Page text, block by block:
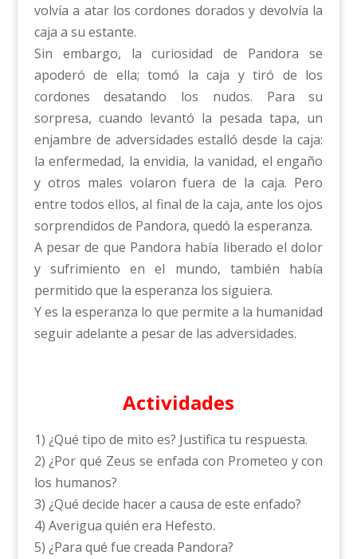
volvía a atar los cordones dorados y devolvía la
caja a su estante.
Sin embargo, la curiosidad de Pandora se
apoderó de ella; tomó la caja y tiró de los
cordones desatando los nudos. Para su
sorpresa, cuando levantó la pesada tapa, un
enjambre de adversidades estalló desde la caja:
la enfermedad, la envidia, la vanidad, el engaño
y otros males volaron fuera de la caja. Pero
entre todos ellos, al final de la caja, ante los ojos
sorprendidos de Pandora, quedó la esperanza.
A pesar de que Pandora había liberado el dolor
y sufrimiento en el mundo, también había
permitido que la esperanza los siguiera.
Y es la esperanza lo que permite a la humanidad
seguir adelante a pesar de las adversidades.
Actividades
1) ¿Qué tipo de mito es? Justifica tu respuesta.
2) ¿Por qué Zeus se enfada con Prometeo y con
los humanos?
3) ¿Qué decide hacer a causa de este enfado?
4) Averigua quién era Hefesto.
5) ¿Para qué fue creada Pandora?